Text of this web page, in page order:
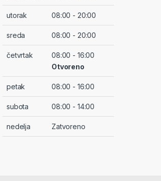
utorak 08:00 - 20:00
sreda 08:00 - 20:00
četvrtak
08:00 - 16:00
Otvoreno
petak 08:00 - 16:00
subota 08:00 - 14:00
nedelja Zatvoreno